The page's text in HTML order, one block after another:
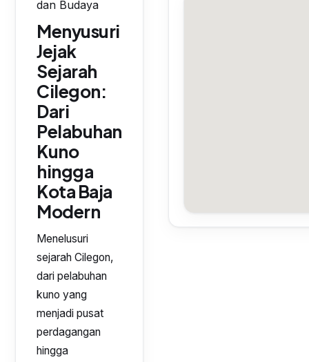
dan Budaya
Menyusuri
Jejak
Sejarah
Cilegon:
Dari
Pelabuhan
Kuno
hingga
Kota Baja
Modern
Menelusuri
sejarah Cilegon,
dari pelabuhan
kuno yang
menjadi pusat
perdagangan
hingga